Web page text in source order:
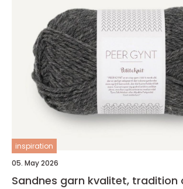
inspiration
05. May 2026
Sandnes garn kvalitet, tradition och